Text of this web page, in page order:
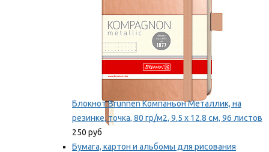
Блокнот Brunnen Компаньон Металлик, на
резинке, точка, 80 гр/м2, 9.5 х 12.8 см, 96 листов
250 руб
Бумага, картон и альбомы для рисования